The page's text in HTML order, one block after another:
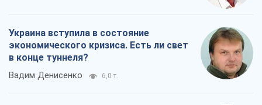
Украина вступила в состояние
экономического кризиса. Есть ли свет
в конце туннеля?
Вадим Денисенко 6,0 т.